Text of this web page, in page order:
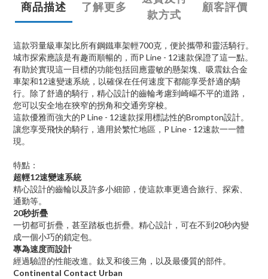
商品描述 了解更多
款方式
顧客評價
這款羽量級車架比所有鋼鐵車架輕700克，便於攜帶和靈活騎行。
城市探索應該是有趣而順暢的，而P Line - 12速款保證了這一點。
有助於實現這一目標的功能包括回應靈敏的懸架塊、吸震鈦合金
車架和12速變速系統，以確保在任何速度下都能享受舒適的騎
行。除了舒適的騎行，精心設計的齒輪考慮到崎嶇不平的道路，
您可以安全地在狹窄的拐角和交通旁穿梭。
這款優雅而強大的P Line - 12速款採用標誌性的Brompton設計。
讓您享受飛快的騎行，適用於繁忙地區， P Line - 12速款一一體
現。
特點：
超輕12速變速系統
精心設計的齒輪以及許多小細節，使這款車更適合旅行、探索、
通勤等。
20秒折疊
一切都可折疊，甚至踏板也折疊。精心設計，可在不到20秒內變
成一個小巧的鎖定包。
專為速度而設計
經過驗證的性能改進。鈦叉和後三角，以及最優質的部件。
Continental Contact Urban